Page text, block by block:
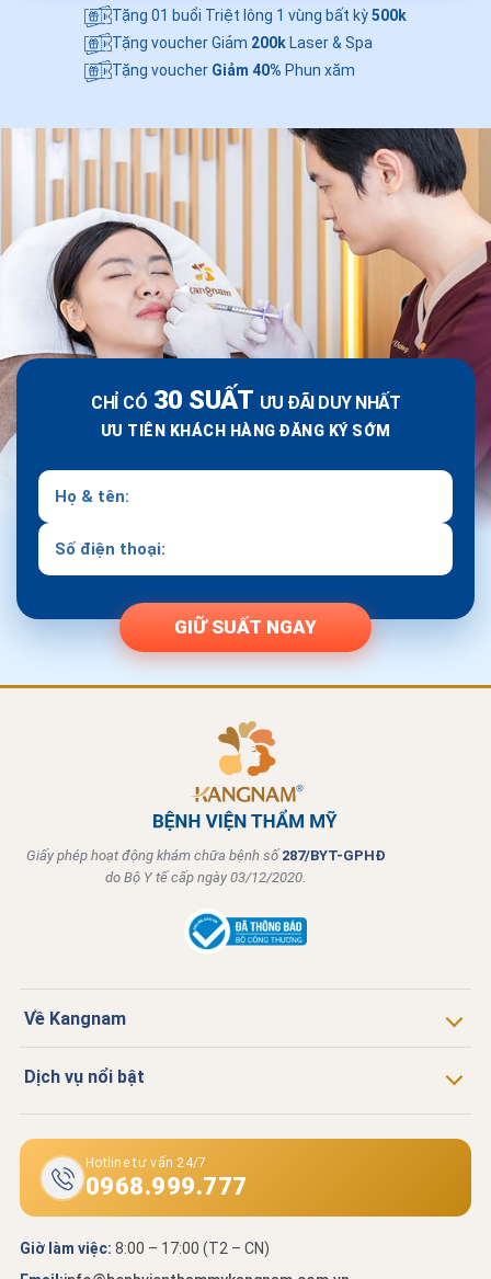
Tặng 01 buổi Triệt lông 1 vùng bất kỳ500k
Tặng voucher Giảm 200k Laser & Spa
Tặng voucher Giảm 40% Phun xăm
CHỈ CÓ 30 SUẤT ƯU ĐÃI DUY NHẤT
ƯU TIÊN KHÁCH HÀNG ĐĂNG KÝ SỚM
Giấy phép hoạt động khám chữa bệnh số 287/BYT-GPHĐ
do Bộ Y tế cấp ngày 03/12/2020.
Về Kangnam
Dịch vụ nổi bật
Hotline tư vấn 24/7
0968.999.777
Giờ làm việc: 8:00 – 17:00 (T2 – CN)